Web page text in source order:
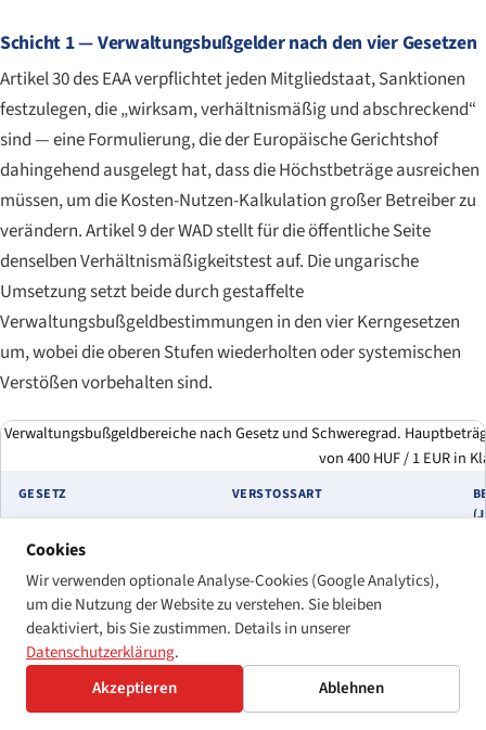
Schicht 1 — Verwaltungsbußgelder nach den vier Gesetzen
Artikel 30 des EAA verpflichtet jeden Mitgliedstaat, Sanktionen
festzulegen, die „wirksam, verhältnismäßig und abschreckend“
sind — eine Formulierung, die der Europäische Gerichtshof
dahingehend ausgelegt hat, dass die Höchstbeträge ausreichen
müssen, um die Kosten-Nutzen-Kalkulation großer Betreiber zu
verändern. Artikel 9 der WAD stellt für die öffentliche Seite
denselben Verhältnismäßigkeitstest auf. Die ungarische
Umsetzung setzt beide durch gestaffelte
Verwaltungsbußgeldbestimmungen in den vier Kerngesetzen
um, wobei die oberen Stufen wiederholten oder systemischen
Verstößen vorbehalten sind.
Verwaltungsbußgeldbereiche nach Gesetz und Schweregrad.
von 400 HUF / 1 EUR in
GESETZ VERSTOSSART
WAD-Gesetz 2018
Unterlassen der
Veröffentlichung/Pflege einer
Erklärung zur Barrierefreiheit
öffentlicher Stellen
WAD-Gesetz 2018
Materielle Nicht-Konformität
Cookies
Wir verwenden optionale Analyse-Cookies (Google Analytics),
um die Nutzung der Website zu verstehen. Sie bleiben
deaktiviert, bis Sie zustimmen. Details in unserer
Datenschutzerklärung.
Akzeptieren
Ablehnen